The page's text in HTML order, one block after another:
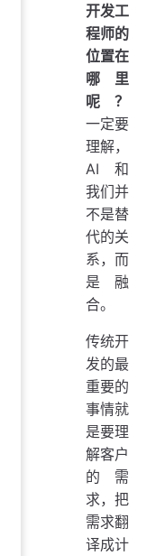
开发工
程师的
位置在
哪里
呢？
一定要
理解，
AI 和
我们并
不是替
代的关
系，而
是融
合。
传统开
发的最
重要的
事情就
是要理
解客户
的需
求，把
需求翻
译成计